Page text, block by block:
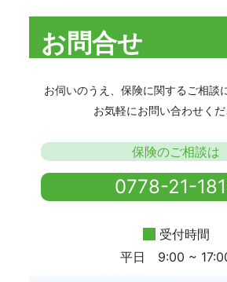
お問合せ
お伺いのうえ、保険に関するご相談
お気軽にお問い合わせくだ
保険のご相談は
0778-21-
受付時間
平日 9:00 ~